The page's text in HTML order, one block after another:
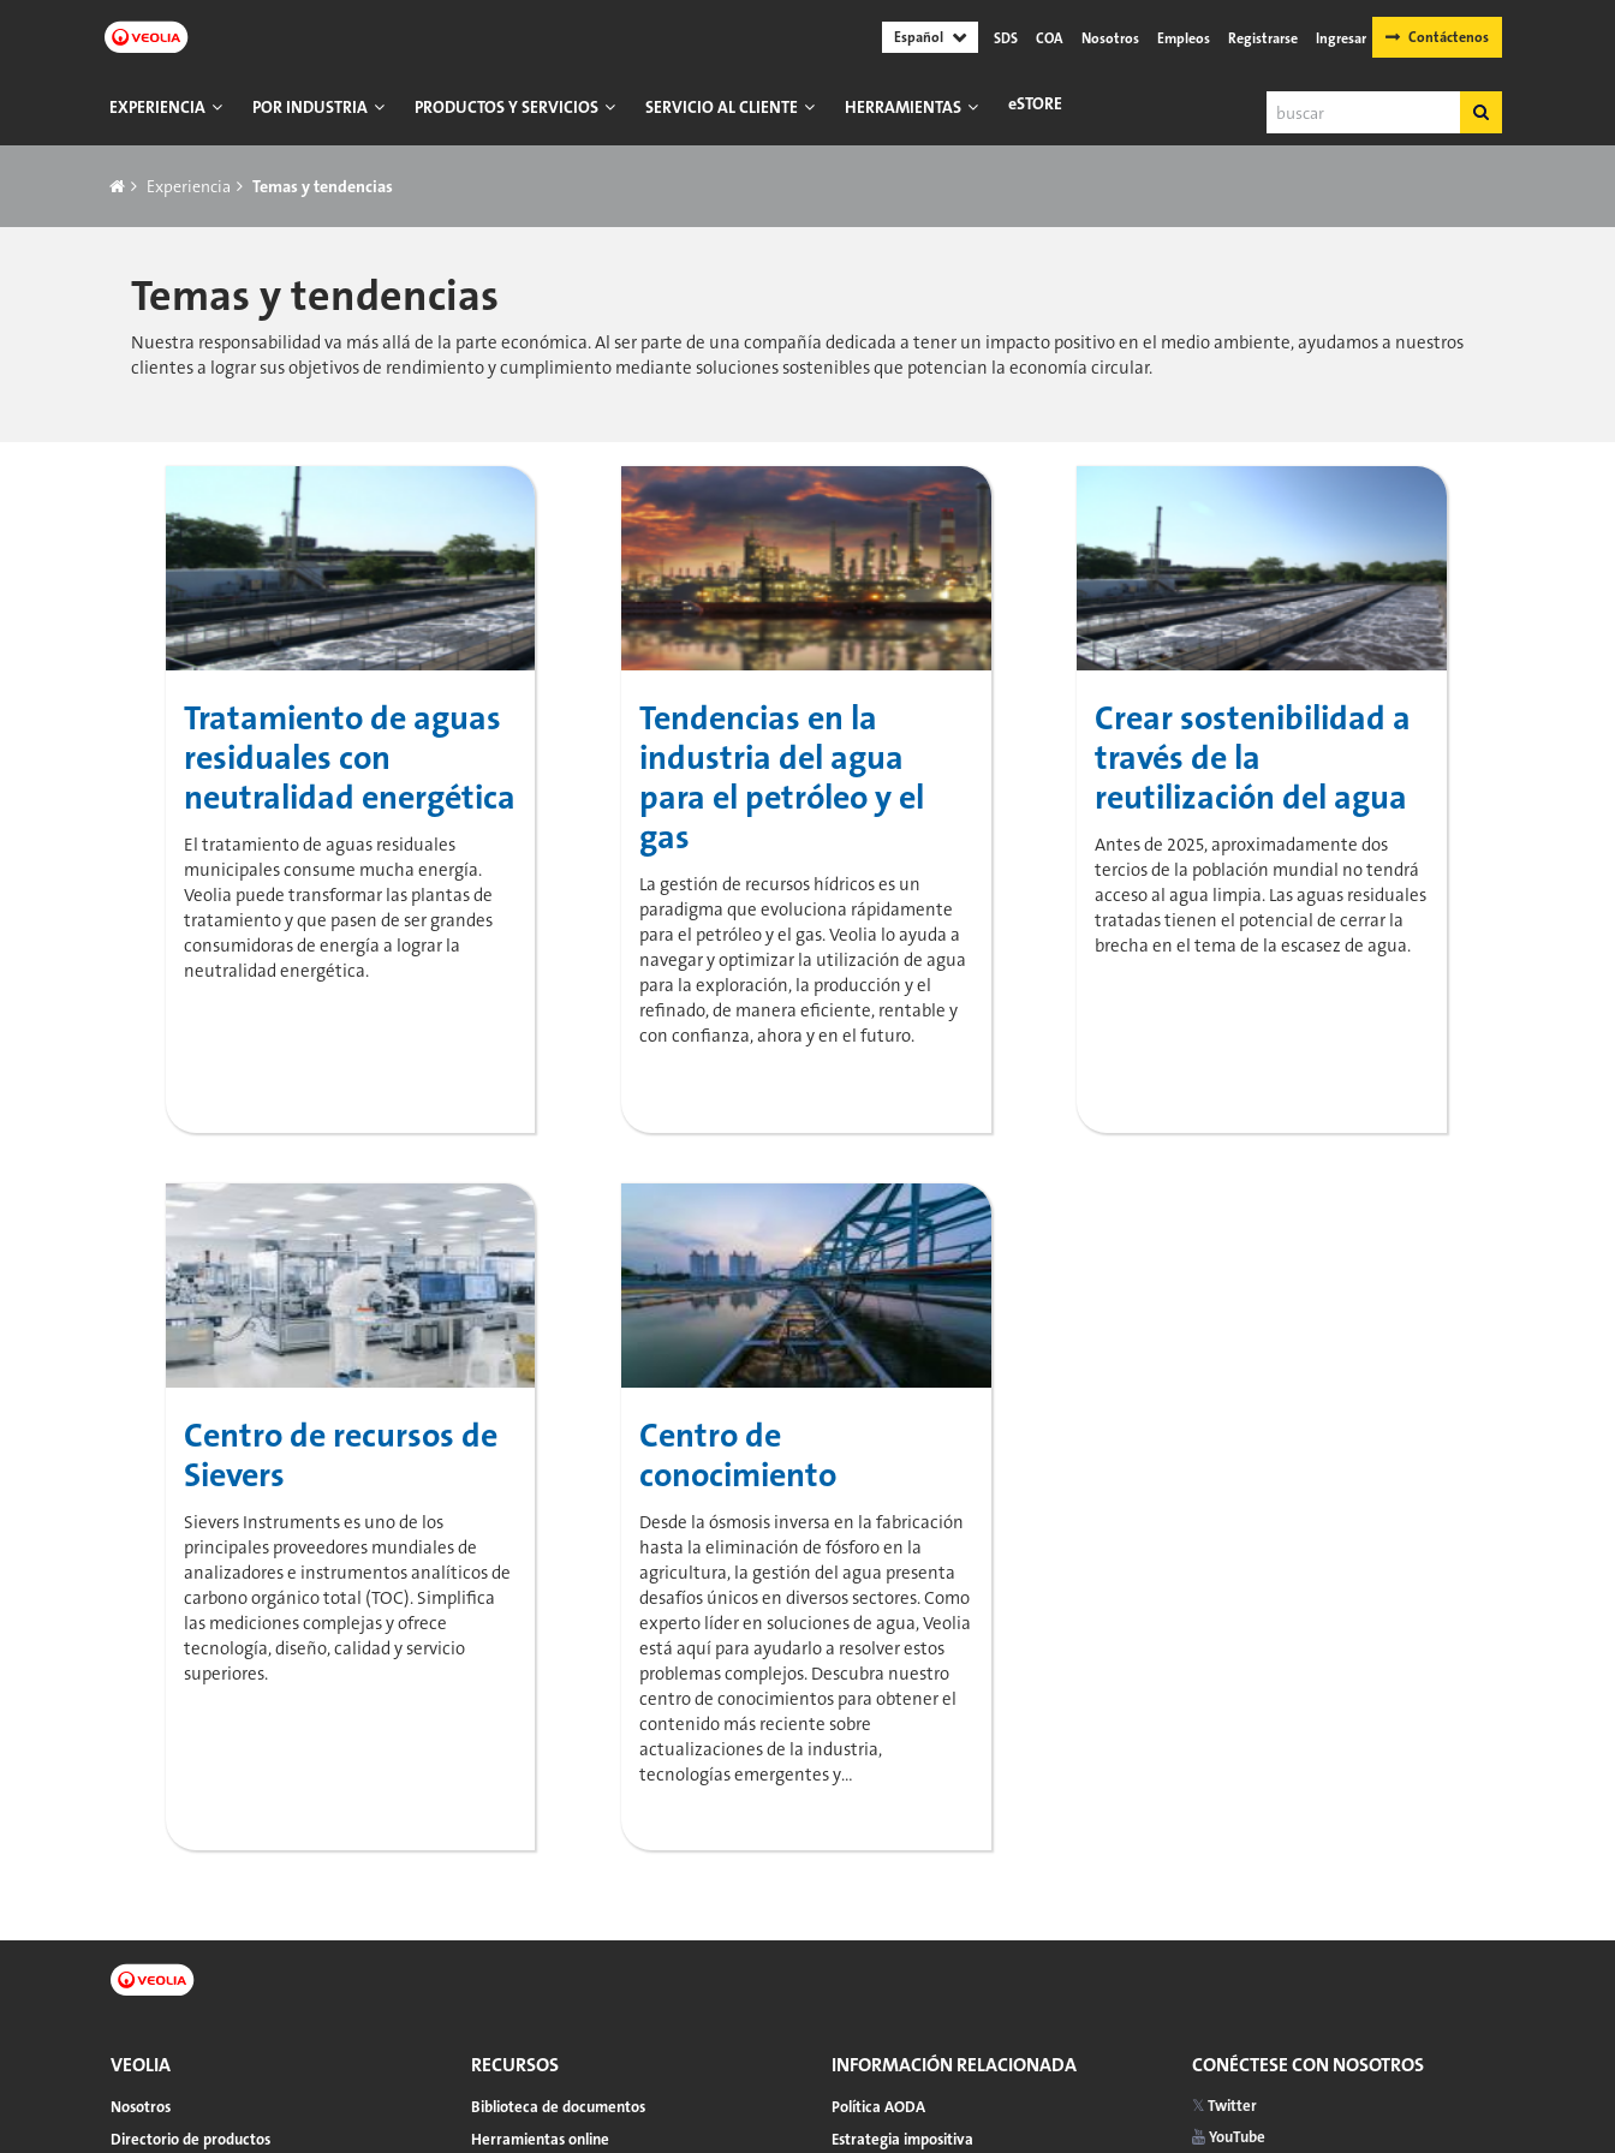
Español SDS COA Nosotros Empleos Registrarse Ingresar Contáctenos
Navegación
principal
EXPERIENCIA POR INDUSTRIA PRODUCTOS Y SERVICIOS SERVICIO AL CLIENTE HERRAMIENTAS ESTORE Buscar
Buscar
Experiencia Temas y tendencias
Temas y tendencias
Nuestra responsabilidad va más allá de la parte económica. Al ser parte de una compañía dedicada a tener un impacto positivo en el medio ambiente, ayudamos a nuestros
clientes a lograr sus objetivos de rendimiento y cumplimiento mediante soluciones sostenibles que potencian la economía circular.
Tratamiento de aguas
residuales con
neutralidad energética
El tratamiento de aguas residuales
municipales consume mucha energía.
Veolia​​​​​​​ puede transformar las plantas de
tratamiento y que pasen de ser grandes
consumidoras de energía a lograr la
neutralidad energética.
Tendencias en la
industria del agua
para el petróleo y el
gas
La gestión de recursos hídricos es un
paradigma que evoluciona rápidamente
para el petróleo y el gas. Veolia ​​​​​​lo ayuda a
navegar y optimizar la utilización de agua
para la exploración, la producción y el
refinado, de manera eficiente, rentable y
con confianza, ahora y en el futuro.
Crear sostenibilidad a
través de la
reutilización del agua
Antes de 2025, aproximadamente dos
tercios de la población mundial no tendrá
acceso al agua limpia. Las aguas residuales
tratadas tienen el potencial de cerrar la
brecha en el tema de la escasez de agua.
Centro de recursos de
Sievers
Sievers Instruments es uno de los
principales proveedores mundiales de
analizadores e instrumentos analíticos de
carbono orgánico total (TOC). Simplifica
las mediciones complejas y ofrece
tecnología, diseño, calidad y servicio
superiores.
Centro de
conocimiento
Desde la ósmosis inversa en la fabricación
hasta la eliminación de fósforo en la
agricultura, la gestión del agua presenta
desafíos únicos en diversos sectores. Como
experto líder en soluciones de agua, Veolia
está aquí para ayudarlo a resolver estos
problemas complejos. Descubra nuestro
centro de conocimientos para obtener el
contenido más reciente sobre
actualizaciones de la industria,
tecnologías emergentes y...
VEOLIA
Nosotros
Directorio de productos
RECURSOS
Biblioteca de documentos
Herramientas online
INFORMACIÓN RELACIONADA
Política AODA
Estrategia impositiva
CONÉCTESE CON NOSOTROS
Twitter
YouTube